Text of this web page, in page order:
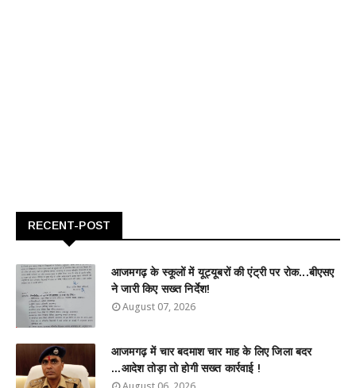
RECENT-POST
आजमगढ़ के स्कूलों में यूट्यूबरों की एंट्री पर रोक...बीएसए
ने जारी किए सख्त निर्देश!
August 07, 2026
आजमगढ़ में चार बदमाश चार माह के लिए जिला बदर
...आदेश तोड़ा तो होगी सख्त कार्रवाई !